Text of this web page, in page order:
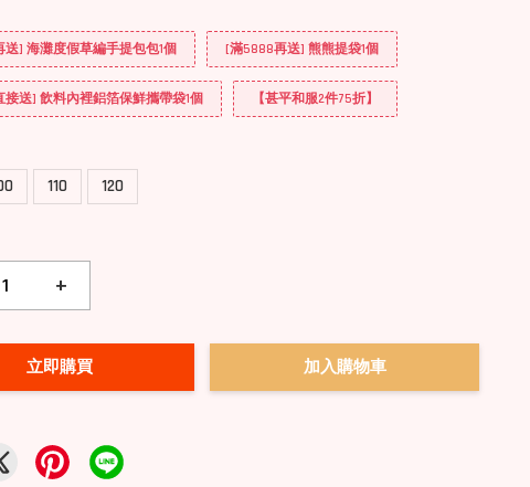
] 海灘度假草編手提包包1個 [滿5888再送] 熊熊提袋1個
送] 飲料內裡鋁箔保鮮攜帶袋1個 【甚平和服2件75折】
110 120
+
立即購買 加入購物車